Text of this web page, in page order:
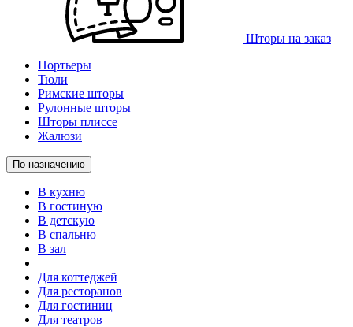
Шторы на заказ
Портьеры
Тюли
Римские шторы
Рулонные шторы
Шторы плиссе
Жалюзи
По назначению
В кухню
В гостиную
В детскую
В спальню
В зал
Для коттеджей
Для ресторанов
Для гостиниц
Для театров